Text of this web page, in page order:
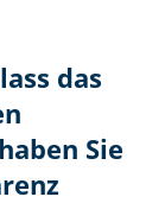
das
Sie